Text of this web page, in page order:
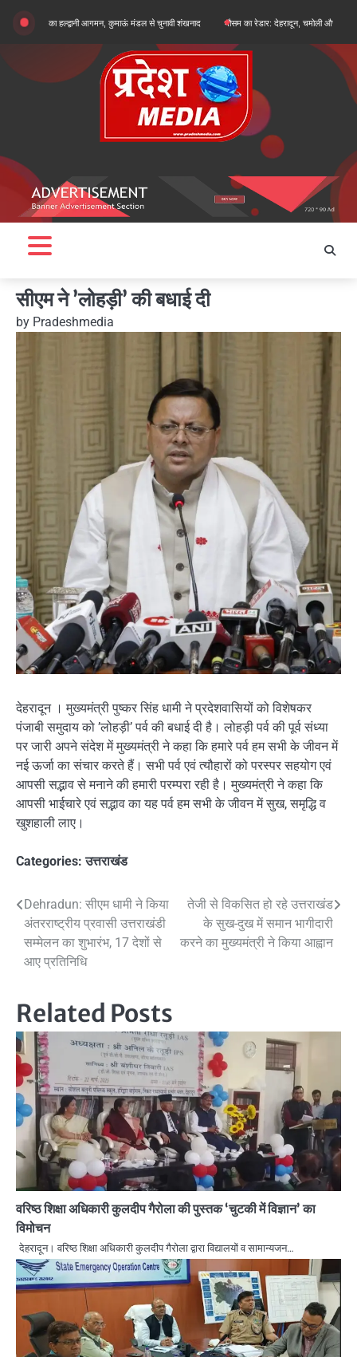
content
खरगे का हल्द्वानी आगमन, कुमाऊं मंडल से चुनावी शंखनाद मौसम का रेडार: देहरादून, चमोली और बागेश्वर में
सीएम ने ’लोहड़ी’ की बधाई दी
by Pradeshmedia
देहरादून । मुख्यमंत्री पुष्कर सिंह धामी ने प्रदेशवासियों को विशेषकर
पंजाबी समुदाय को ’लोहड़ी’ पर्व की बधाई दी है। लोहड़ी पर्व की पूर्व संध्या
पर जारी अपने संदेश में मुख्यमंत्री ने कहा कि हमारे पर्व हम सभी के जीवन में
नई ऊर्जा का संचार करते हैं। सभी पर्व एवं त्यौहारों को परस्पर सहयोग एवं
आपसी सद्भाव से मनाने की हमारी परम्परा रही है। मुख्यमंत्री ने कहा कि
आपसी भाईचारे एवं सद्भाव का यह पर्व हम सभी के जीवन में सुख, समृद्धि व
खुशहाली लाए।
Categories:उत्तराखंड
Post
navigation
Dehradun: सीएम धामी ने किया
अंतरराष्ट्रीय प्रवासी उत्तराखंडी
सम्मेलन का शुभारंभ, 17 देशों से
आए प्रतिनिधि
तेजी से विकसित हो रहे उत्तराखंड
के सुख-दुख में समान भागीदारी
करने का मुख्यमंत्री ने किया आह्वान
Related Posts
वरिष्ठ शिक्षा अधिकारी कुलदीप गैरोला की पुस्तक ‘चुटकी में विज्ञान’ का
विमोचन
देहरादून। वरिष्ठ शिक्षा अधिकारी कुलदीप गैरोला द्वारा विद्यालयों व सामान्यजन…